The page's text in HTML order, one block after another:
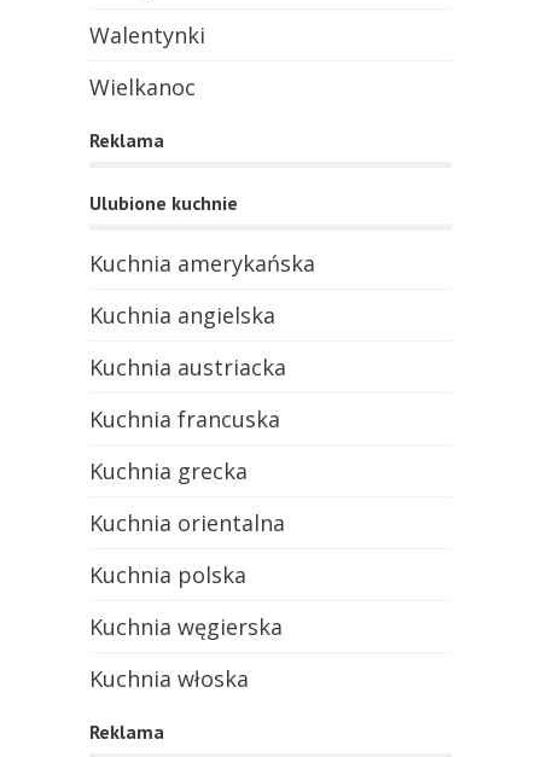
Walentynki
Wielkanoc
Reklama
Ulubione kuchnie
Kuchnia amerykańska
Kuchnia angielska
Kuchnia austriacka
Kuchnia francuska
Kuchnia grecka
Kuchnia orientalna
Kuchnia polska
Kuchnia węgierska
Kuchnia włoska
Reklama